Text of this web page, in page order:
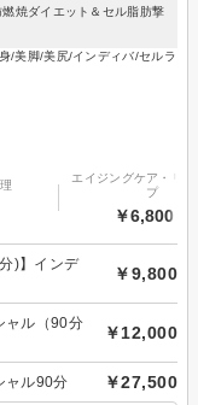
焼ダイエット＆セル脂肪撃
/美脚/美尻/インディバ/セルラ
エイジングケア・リ
プ
￥6,800～
)】インデ
￥9,800
ャル（90分
￥12,000
ャル90分 ￥27,500